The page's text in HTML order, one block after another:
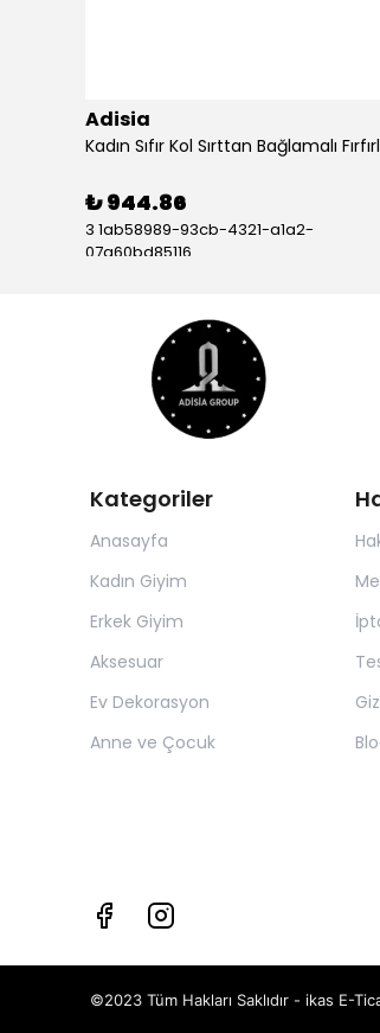
Adisia
₺ 944.86
3 1ab58989-93cb-4321-a1a2-
07a60bd85116
Kategoriler
Anasayfa
Kadın Giyim
Erkek Giyim
Aksesuar
Ev Dekorasyon
Anne ve Çocuk
©2023 Tüm Hakları Saklıdır - ikas E-